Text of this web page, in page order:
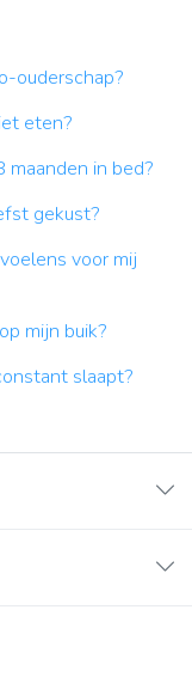
ouderschap?
eten?
maanden in bed?
gekust?
voor mij
mijn buik?
slaapt?